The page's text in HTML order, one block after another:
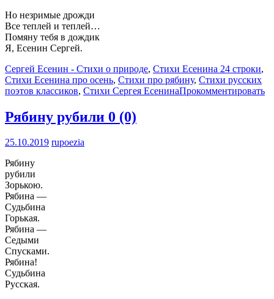
Но незримые дрожди
Все теплей и теплей…
Помяну тебя в дождик
Я, Есенин Сергей.
Сергей Есенин - Стихи о природе, Стихи Есенина 24 строки,
Стихи Есенина про осень, Стихи про рябину, Стихи русских
поэтов классиков, Стихи Сергея ЕсенинаПрокомментировать
Рябину рубили 0 (0)
25.10.2019 rupoezia
Рябину
рубили
Зорькою.
Рябина —
Судьбина
Горькая.
Рябина —
Седыми
Спусками.
Рябина!
Судьбина
Русская.